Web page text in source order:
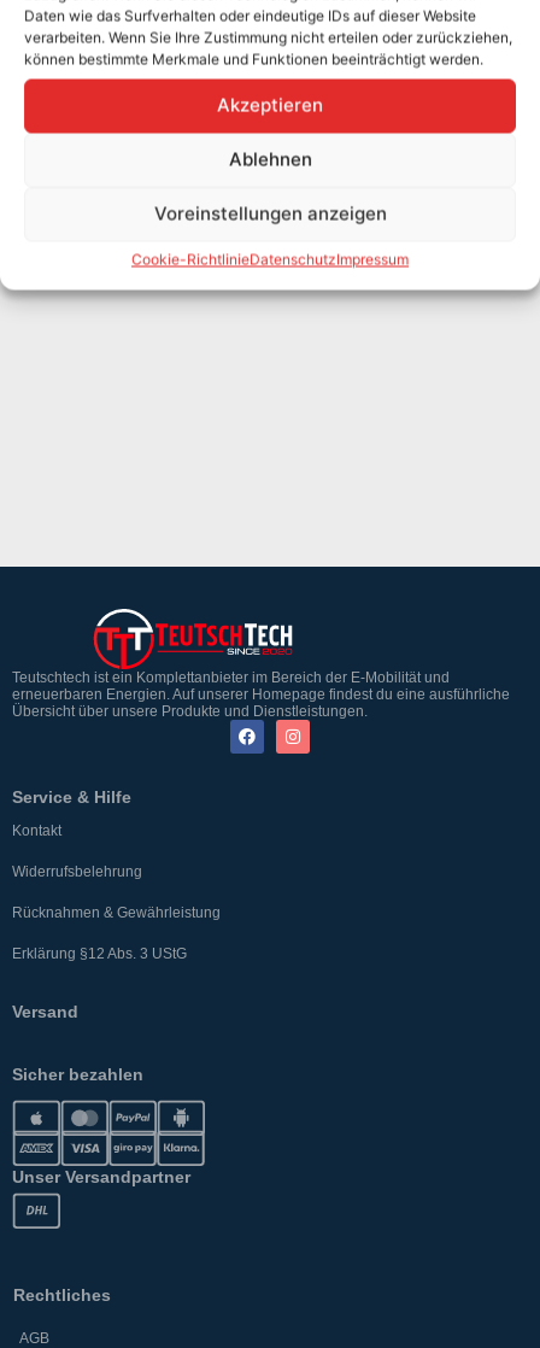
Daten wie das Surfverhalten oder eindeutige IDs auf dieser Website
verarbeiten. Wenn Sie Ihre Zustimmung nicht erteilen oder zurückziehen,
können bestimmte Merkmale und Funktionen beeinträchtigt werden.
Akzeptieren
Ablehnen
Voreinstellungen anzeigen
Cookie-RichtlinieDatenschutzImpressum
Teutschtech ist ein Komplettanbieter im Bereich der E-Mobilität und
erneuerbaren Energien. Auf unserer Homepage findest du eine ausführliche
Übersicht über unsere Produkte und Dienstleistungen.
Service & Hilfe
Kontakt
Widerrufsbelehrung
Rücknahmen & Gewährleistung
Erklärung §12 Abs. 3 UStG
Versand
Sicher bezahlen
Unser Versandpartner
Rechtliches
AGB